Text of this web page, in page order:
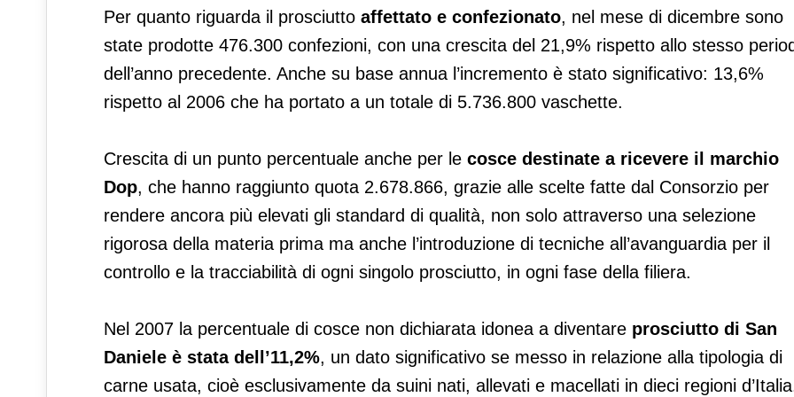
Per quanto riguarda il prosciutto affettato e confezionato, nel mese di dicembre sono
state prodotte 476.300 confezioni, con una crescita del 21,9% rispetto allo stesso
dell’anno precedente. Anche su base annua l’incremento è stato significativo: 13,6%
rispetto al 2006 che ha portato a un totale di 5.736.800 vaschette.
Crescita di un punto percentuale anche per le cosce destinate a ricevere il marchio
Dop, che hanno raggiunto quota 2.678.866, grazie alle scelte fatte dal Consorzio per
rendere ancora più elevati gli standard di qualità, non solo attraverso una selezione
rigorosa della materia prima ma anche l’introduzione di tecniche all’avanguardia per il
controllo e la tracciabilità di ogni singolo prosciutto, in ogni fase della filiera.
Nel 2007 la percentuale di cosce non dichiarata idonea a diventare prosciutto di San
Daniele è stata dell’11,2%, un dato significativo se messo in relazione alla tipologia di
carne usata, cioè esclusivamente da suini nati, allevati e macellati in dieci regioni